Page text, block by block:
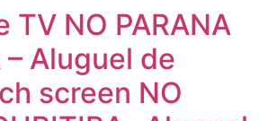
TV NO PARANA
– Aluguel de
screen NO